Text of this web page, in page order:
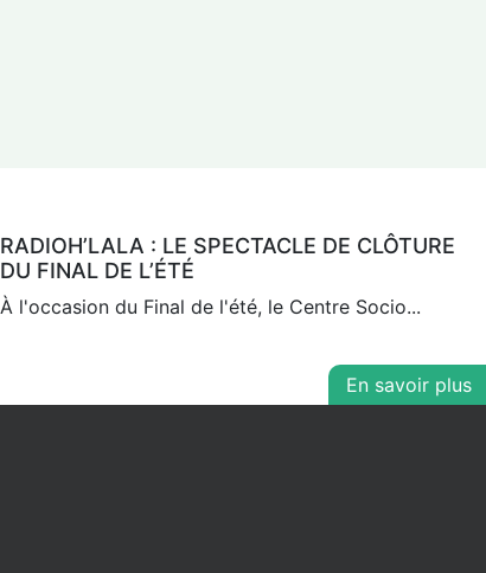
RADIOH’LALA : LE SPECTACLE DE CLÔTURE
DU FINAL DE L’ÉTÉ
À l'occasion du Final de l'été, le Centre Socio...
En savoir plus